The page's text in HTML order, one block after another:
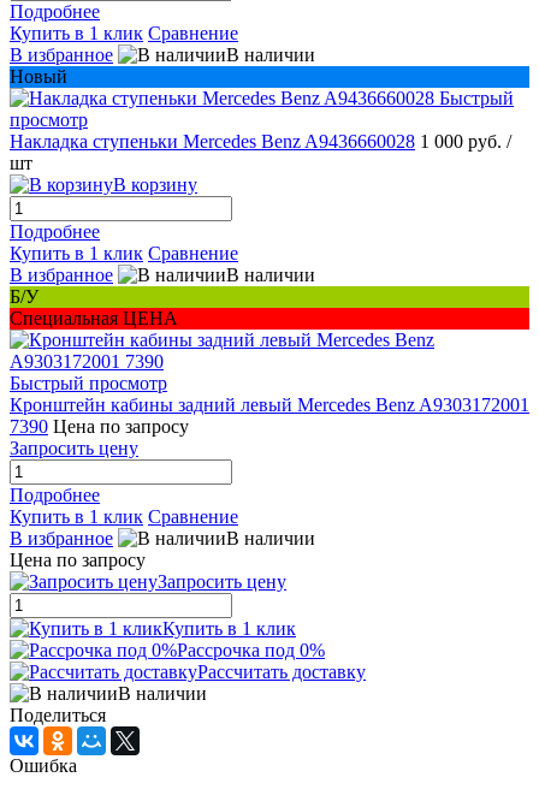
Подробнее
Купить в 1 клик Сравнение
В избранное
В наличии
Новый
Быстрый
просмотр
Накладка ступеньки Mercedes Benz A9436660028 1 000 руб. /
шт
В корзину
Подробнее
Купить в 1 клик Сравнение
В избранное
В наличии
Б/У
Специальная ЦЕНА
Быстрый просмотр
Кронштейн кабины задний левый Mercedes Benz A9303172001
7390 Цена по запросу
Запросить цену
Подробнее
Купить в 1 клик Сравнение
В избранное
В наличии
Цена по запросу
Запросить цену
Купить в 1 клик
Рассрочка под 0%
Рассчитать доставку
В наличии
Поделиться
Ошибка